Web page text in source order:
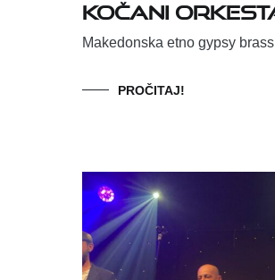
Kočani
Makedonska etno gypsy
PROČITAJ!